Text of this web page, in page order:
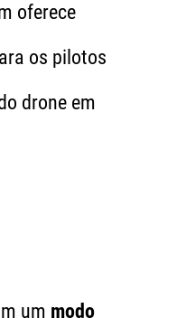
oferece
os pilotos
drone em
um modo